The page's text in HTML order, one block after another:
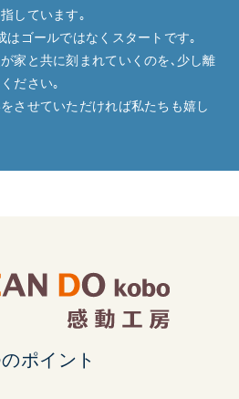
しています｡
はゴールではなくスタートです｡
家と共に刻まれていくのを､少し離
ださい｡
させていただければ私たちも嬉し
ポイント